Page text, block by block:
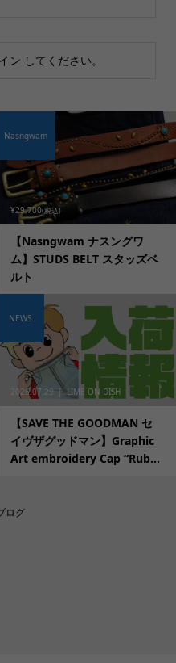
ン してください。
¥29,700(税込)
【Nasngwam ナスングワ
ム】STUDS BELT スタッズベ
ルト
Nasngwam
2026.07.29 LIME ON DISH
【SAVE THE GOODMAN セ
イヴザグッドマン】Graphic
Art embroidery Cap “Rub...
NEWS
ログ